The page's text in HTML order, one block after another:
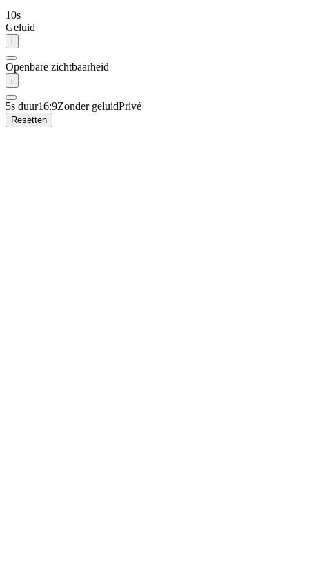
10s
Geluid
i
Openbare zichtbaarheid
i
5s duur16:9Zonder geluidPrivé
Resetten